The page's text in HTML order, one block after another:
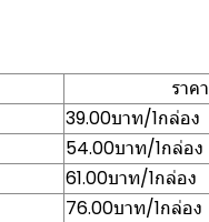
ราคา
39.00บาท/1กล่อง
54.00บาท/1กล่อง
61.00บาท/1กล่อง
76.00บาท/1กล่อง